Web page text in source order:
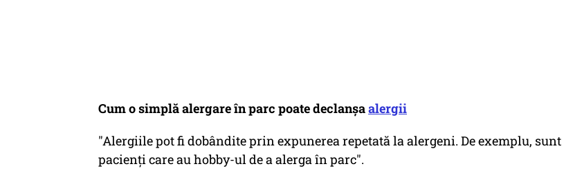
Cum o simplă alergare în parc poate declanșaalergii
"Alergiile pot fi dobândite prin expunerea repetată la alergeni. De exemplu, sunt
pacienți care au hobby-ul de a alerga în parc".